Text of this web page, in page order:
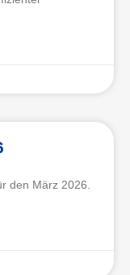
den März 2026.